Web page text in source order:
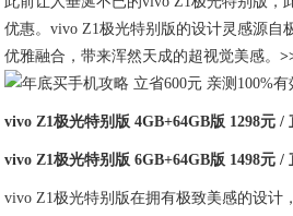
优惠。vivo Z1极光特别版的设计灵感源自
优雅融合，带来浑然天成的超视觉美感。
vivo Z1极光特别版 4GB+64GB版 1298元 /
vivo Z1极光特别版 6GB+64GB版 1498元 /
vivo Z1极光特别版在拥有极致美感的设计